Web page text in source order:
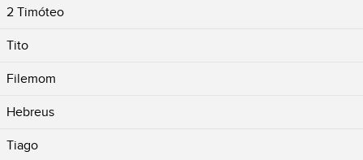
2 Timóteo
Tito
Filemom
Hebreus
Tiago